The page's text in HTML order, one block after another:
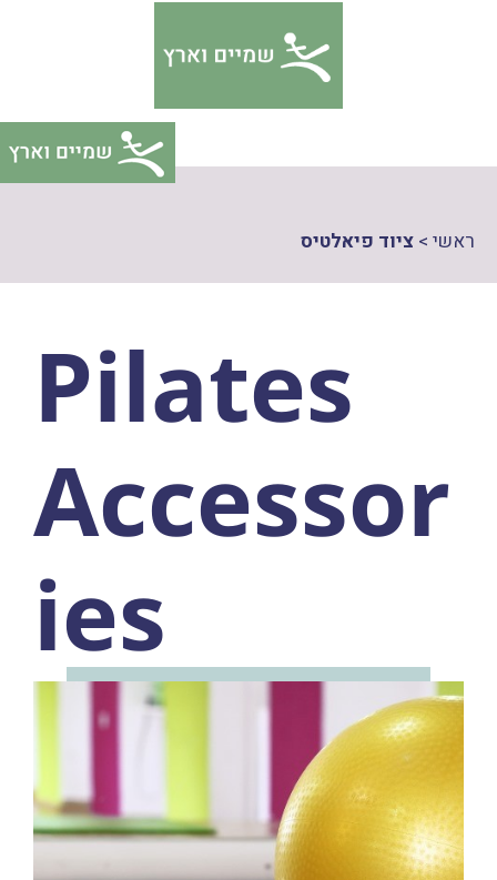
ראשי > ציוד פיאלטיס
Pilates
Accessor
ies